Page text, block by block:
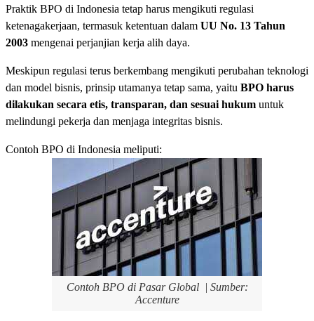
Praktik BPO di Indonesia tetap harus mengikuti regulasi
ketenagakerjaan, termasuk ketentuan dalam UU No. 13 Tahun
2003 mengenai perjanjian kerja alih daya.
Meskipun regulasi terus berkembang mengikuti perubahan teknologi
dan model bisnis, prinsip utamanya tetap sama, yaitu BPO harus
dilakukan secara etis, transparan, dan sesuai hukum untuk
melindungi pekerja dan menjaga integritas bisnis.
Contoh BPO di Indonesia meliputi:
Contoh BPO di Pasar Global | Sumber:
Accenture